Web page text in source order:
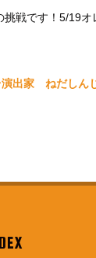
戦です！5/19
出家 ねだしんじ